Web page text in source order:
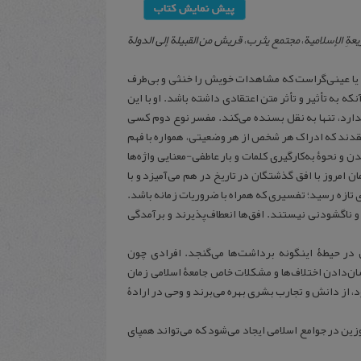
الإسلامیة،مجتمع یثرب،قریش من القبیلة إلی الدولة
یا عینی‌گراست که مشاهدات خویش را خنثی و بی‌طرف
تأثیر و تأثر متن اعتقادی داشته باشد. او با این
تنها به نقل بسنده می‌کند. مفسر نوع دوم کسی
که ادراک هر شخص از هر وضعیتی، همواره با فهم
نحوۀ به‌کارگیری کلمات و بار عاطفی-معنایی واژه‌ها
امروز با افق گذشتگان در تاریخ در هم می‌آمیزد و با
رسید؛ تفسیری که همراه با ضروریات زمانه باشد.
نیستند. افق‌ها انعطاف‌پذیرند و برآمدگی
حیطۀ اینگونه برداشت‌ها می‌گنجد. افرادی چون
اختلاف‌ها و مشکلات خاص جامعۀ اسلامی زمان
از دانش و تجارب بشری بهره می‌برند و وحی در ارادۀ
در جوامع اسلامی ایجاد می‌شود که می‌تواند همپای